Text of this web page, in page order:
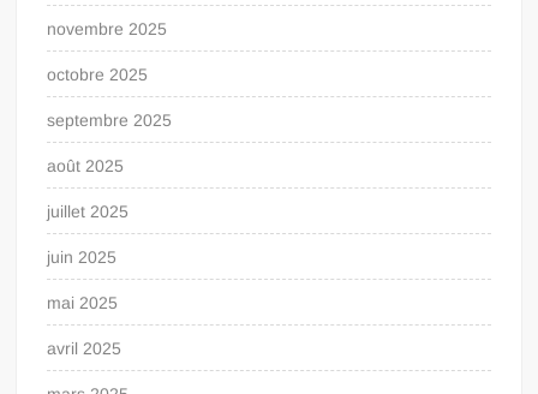
novembre 2025
octobre 2025
septembre 2025
août 2025
juillet 2025
juin 2025
mai 2025
avril 2025